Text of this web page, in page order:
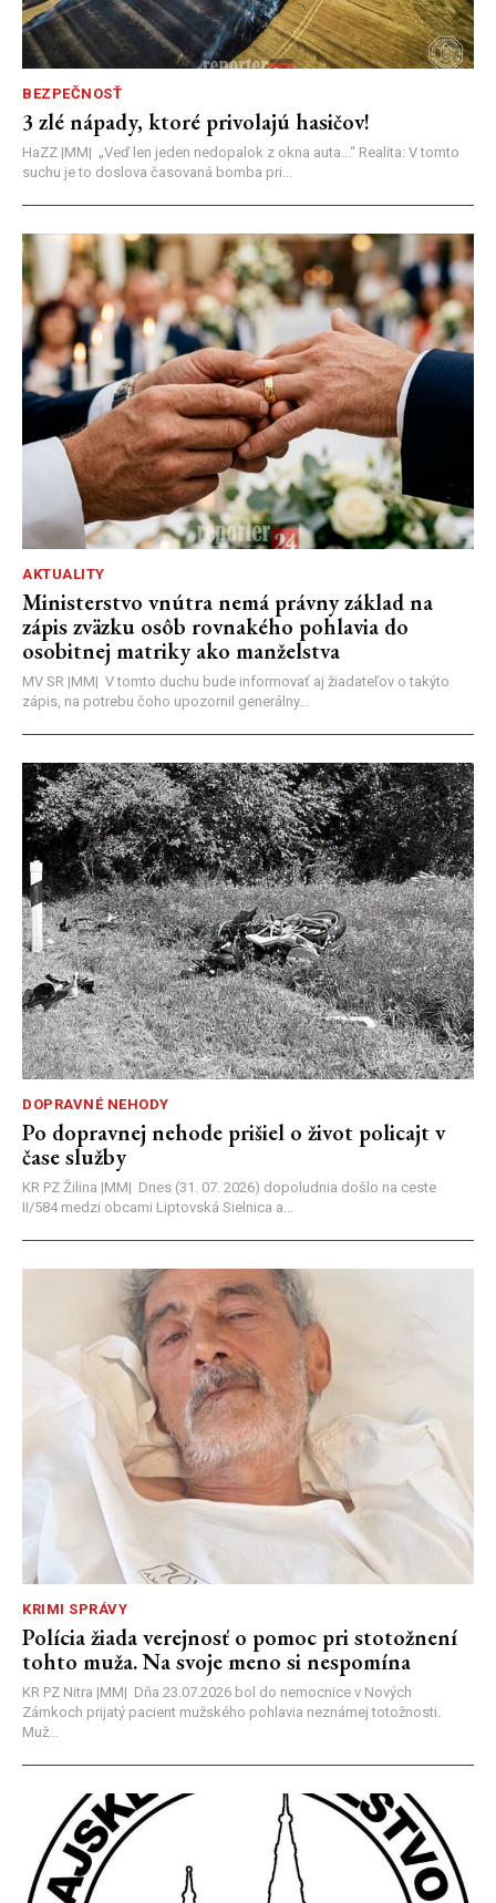
BEZPEČNOSŤ
3 zlé nápady, ktoré privolajú hasičov!
HaZZ |MM| ​„Veď len jeden nedopalok z okna auta...“ ​Realita: V tomto
suchu je to doslova časovaná bomba pri...
AKTUALITY
Ministerstvo vnútra nemá právny základ na
zápis zväzku osôb rovnakého pohlavia do
osobitnej matriky ako manželstva
MV SR |MM| V tomto duchu bude informovať aj žiadateľov o takýto
zápis, na potrebu čoho upozornil generálny...
DOPRAVNÉ NEHODY
Po dopravnej nehode prišiel o život policajt v
čase služby
KR PZ Žilina |MM| Dnes (31. 07. 2026) dopoludnia došlo na ceste
II/584 medzi obcami Liptovská Sielnica a...
KRIMI SPRÁVY
Polícia žiada verejnosť o pomoc pri stotožnení
tohto muža. Na svoje meno si nespomína
KR PZ Nitra |MM| Dňa 23.07.2026 bol do nemocnice v Nových
Zámkoch prijatý pacient mužského pohlavia neznámej totožnosti.
Muž...